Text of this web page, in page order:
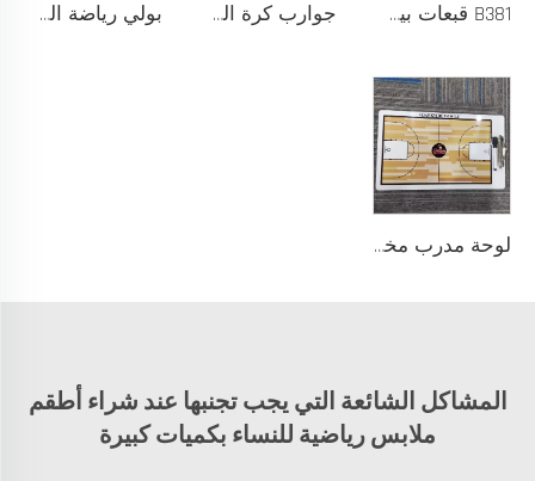
B381 قبعات بيسبول جديدة عصرية للرجال والنساء، قبعات فاخرة بتصميم أنيق، قبعة تراكر جوارب كرة السلة للرجال بتصميم شعار مخصص، جوارب قطنية طويلة من السباندكس مع لبادة عالية، عينة مجانية، خدمة تصنيع المعدات الأصلية بولي رياضة السلة بأكمام طويلة نسيج سريع الجفاف للإحماء، شعار مخصص
لوحة مدرب مخصصة من كلوريد متعدد الفينيل (PVC) 122 مع إمكانية طباعة الشعار بألوان مخصصة، تصميم متين للتدريب الرياضي والتخطيط التكتيكي
المشاكل الشائعة التي يجب تجنبها عند شراء أطقم
ملابس رياضية للنساء بكميات كبيرة